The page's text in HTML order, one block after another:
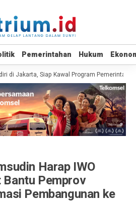
Pemerintahan Hukum
Pemerintahan Hukum
di Jakarta, Siap Kawal Program Pemerintah
Harap IWO
Bantu Pemprov
Pembangunan ke